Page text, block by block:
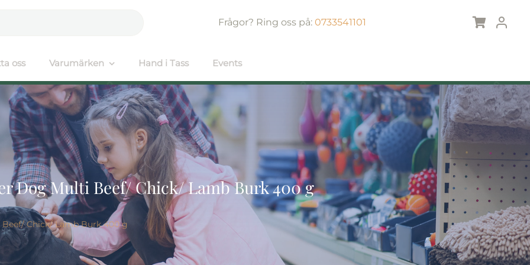
Frågor? Ring oss på: 0733541101
oss Varumärken Hand i Tass Events
Dog Multi Beef/ Chick/ Lamb Burk 400 g
Chick/ Lamb Burk 400 g